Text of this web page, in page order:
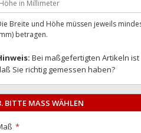
Breite und Höhe müssen jeweils
betragen.
Bei maßgefertigten Artikeln
Sie richtig gemessen haben?
BITTE MASS WÄHLEN